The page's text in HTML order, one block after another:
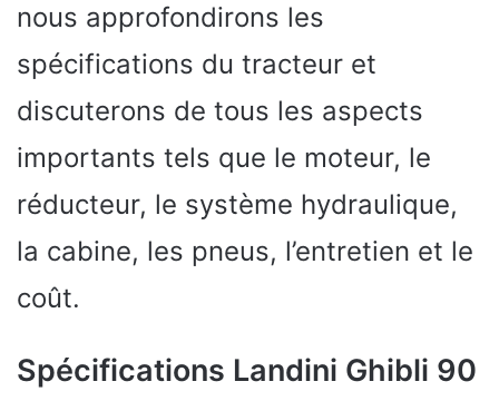
nous approfondirons les
spécifications du tracteur et
discuterons de tous les aspects
importants tels que le moteur, le
réducteur, le système hydraulique,
la cabine, les pneus, l’entretien et le
coût.
Spécifications Landini Ghibli 90